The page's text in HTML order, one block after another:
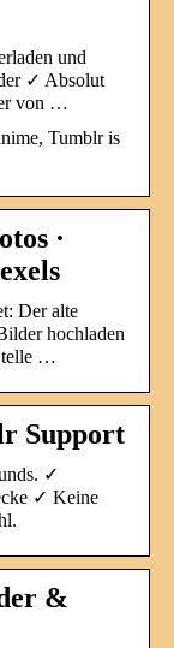
und
✓ Absolut
von …
Tumblr is
·
Der alte
hochladen
…
Support
✓
✓ Keine
&